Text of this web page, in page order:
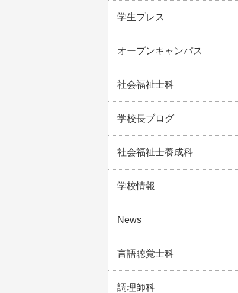
学生プレス
オープンキャンパス
社会福祉士科
学校長ブログ
社会福祉士養成科
学校情報
News
言語聴覚士科
調理師科